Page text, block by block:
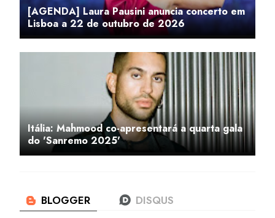
[AGENDA] Laura Pausini anuncia concerto em
Lisboa a 22 de outubro de 2026
Itália: Mahmood co-apresentará a quarta gala
do 'Sanremo 2025'